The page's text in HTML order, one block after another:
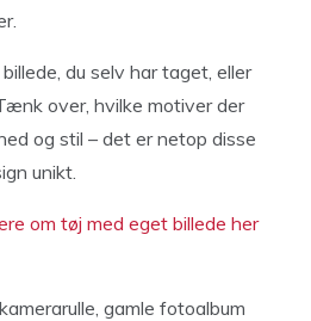
du selv har taget, eller
over, hvilke motiver der
og stil – det er netop disse
unikt.
om tøj med eget billede her
gamle fotoalbum